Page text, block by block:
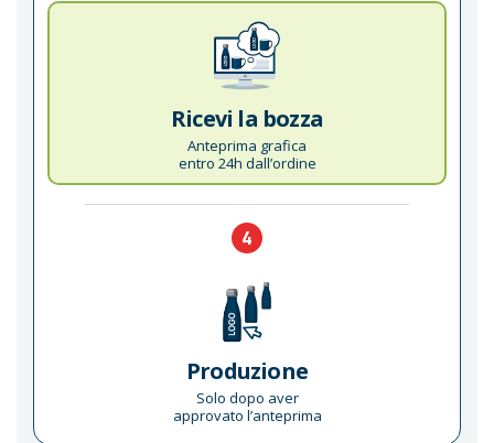
Ricevi la bozza
Anteprima grafica
entro 24h dall’ordine
4
Produzione
Solo dopo aver
approvato l’anteprima